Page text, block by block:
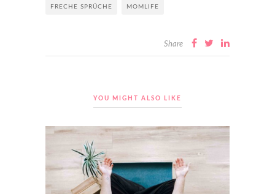
FRECHE SPRÜCHE MOMLIFE
Share
YOU MIGHT ALSO LIKE